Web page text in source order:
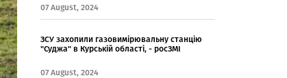
07 August, 2024
ЗСУ захопили газовимірювальну станцію
"Суджа" в Курській області, - росЗМІ
07 August, 2024